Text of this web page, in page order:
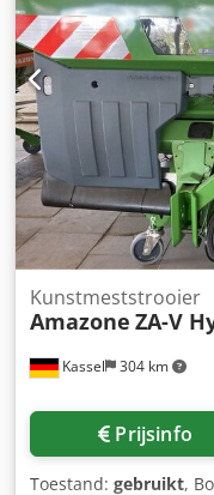
Kassel 304 km
Kunstmeststrooier
Amazone ZA-V
Prijsinfo
Toestand: gebruikt,